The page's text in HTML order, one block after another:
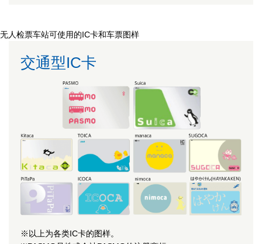
无人检票车站可使用的IC卡和车票图样
交通型IC卡
※以上为各类IC卡的图样。